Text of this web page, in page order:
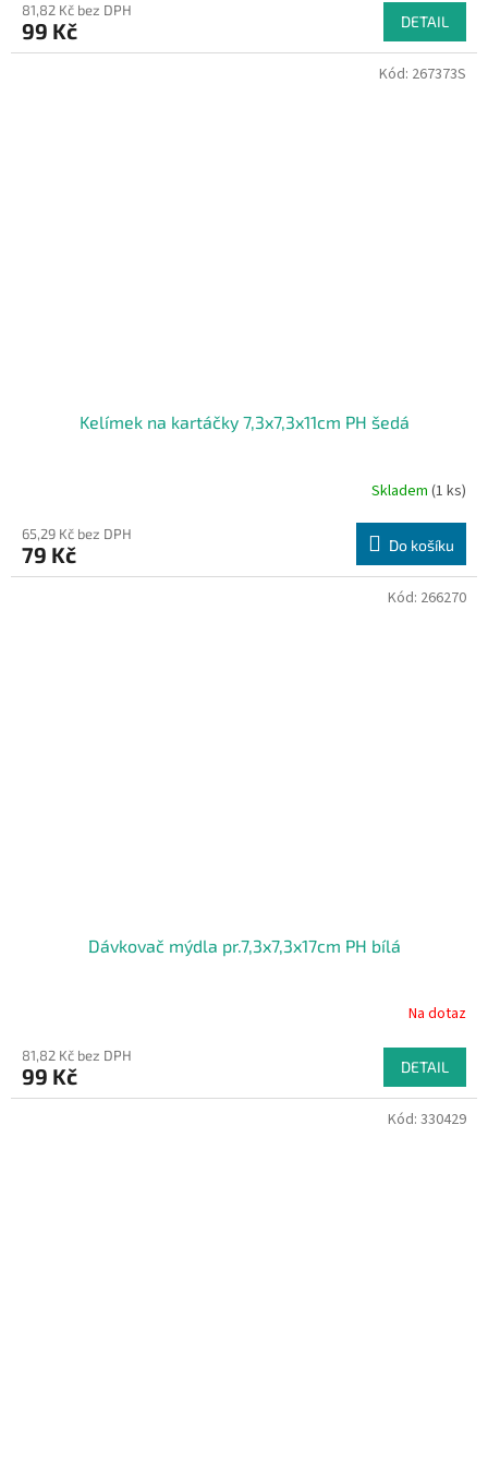
81,82 Kč bez DPH
99 Kč DETAIL
Kelímek na kartáčky 7,3x7,3x11cm PH šedá
Skladem (1 ks)
65,29 Kč bez DPH
79 Kč Do košíku
Kód: 267373S
Dávkovač mýdla pr.7,3x7,3x17cm PH bílá
Na dotaz
81,82 Kč bez DPH
99 Kč DETAIL
Kód: 266270
Kód: 330429